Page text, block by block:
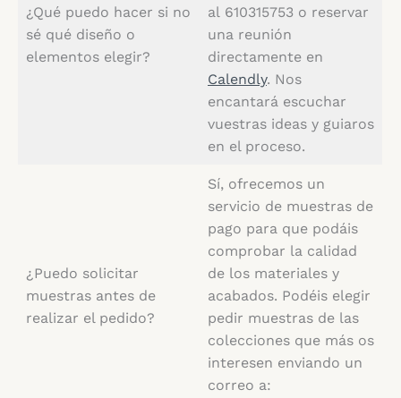
¿Qué puedo hacer si no
sé qué diseño o
elementos elegir?
al 610315753 o reservar
una reunión
directamente en
Calendly. Nos
encantará escuchar
vuestras ideas y guiaros
en el proceso.
¿Puedo solicitar
muestras antes de
realizar el pedido?
Sí, ofrecemos un
servicio de muestras de
pago para que podáis
comprobar la calidad
de los materiales y
acabados. Podéis elegir
pedir muestras de las
colecciones que más os
interesen enviando un
correo a: